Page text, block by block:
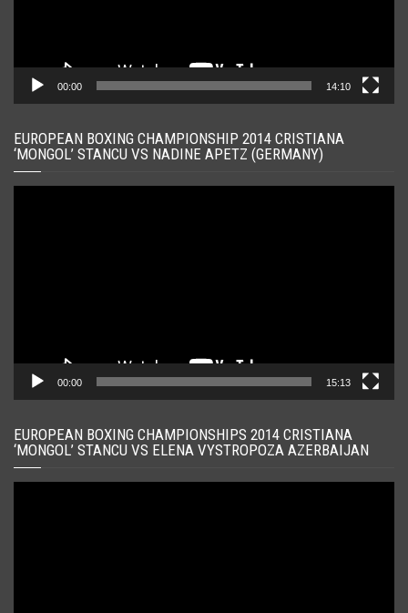
00:00 14:10
EUROPEAN BOXING CHAMPIONSHIP 2014 CRISTIANA
‘MONGOL’ STANCU VS NADINE APETZ (GERMANY)
00:00 15:13
EUROPEAN BOXING CHAMPIONSHIPS 2014 CRISTIANA
‘MONGOL’ STANCU VS ELENA VYSTROPOZA AZERBAIJAN